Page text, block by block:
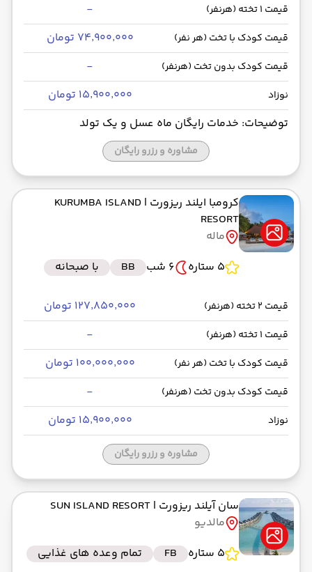
قیمت 1 تخته (هرنفر) -
قیمت کودک با تخت (هر نفر) ۷۴٬۹۰۰٬۰۰۰ تومان
قیمت کودک بدون تخت (هرنفر) -
نوزاد
۱۵٬۹۰۰٬۰۰۰ تومان
توضیحات: خدمات رایگان ماه عسل و یک تولد
مشاوره و رزرو رایگان
کرومبا ایلند ریزورت | KURUMBA ISLAND
RESORT
ماله
5 ستاره
6 شب BB با صبحانه
قیمت 2 تخته (هرنفر) ۱۲۷٬۸۵۰٬۰۰۰ تومان
قیمت 1 تخته (هرنفر) -
قیمت کودک با تخت (هر نفر) ۱۰۰٬۰۰۰٬۰۰۰ تومان
قیمت کودک بدون تخت (هرنفر) -
نوزاد ۱۵٬۹۰۰٬۰۰۰ تومان
مشاوره و رزرو رایگان
سان آیلند ریزورت | SUN ISLAND RESORT
مالدیو
5 ستاره
FB تمام وعده های غذایی